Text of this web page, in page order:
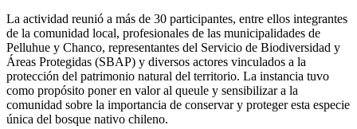
La actividad reunió a más de 30 participantes, entre ellos integrantes
de la comunidad local, profesionales de las municipalidades de
Pelluhue y Chanco, representantes del Servicio de Biodiversidad y
Áreas Protegidas (SBAP) y diversos actores vinculados a la
protección del patrimonio natural del territorio. La instancia tuvo
como propósito poner en valor al queule y sensibilizar a la
comunidad sobre la importancia de conservar y proteger esta especie
única del bosque nativo chileno.